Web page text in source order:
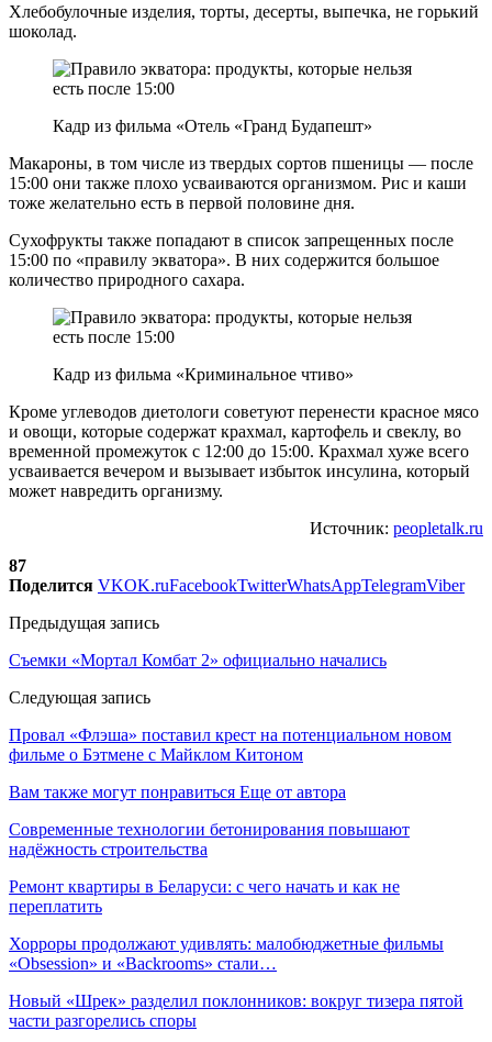
Хлебобулочные изделия, торты, десерты, выпечка, не горький
шоколад.
Кадр из фильма «Отель «Гранд Будапешт»
Макароны, в том числе из твердых сортов пшеницы — после
15:00 они также плохо усваиваются организмом. Рис и каши
тоже желательно есть в первой половине дня.
Сухофрукты также попадают в список запрещенных после
15:00 по «правилу экватора». В них содержится большое
количество природного сахара.
Кадр из фильма «Криминальное чтиво»
Кроме углеводов диетологи советуют перенести красное мясо
и овощи, которые содержат крахмал, картофель и свеклу, во
временной промежуток с 12:00 до 15:00. Крахмал хуже всего
усваивается вечером и вызывает избыток инсулина, который
может навредить организму.
Источник: peopletalk.ru
87
Поделится VKOK.ruFacebookTwitterWhatsAppTelegramViber
Предыдущая запись
Съемки «Мортал Комбат 2» официально начались
Следующая запись
Провал «Флэша» поставил крест на потенциальном новом
фильме о Бэтмене с Майклом Китоном
Вам также могут понравиться Еще от автора
Современные технологии бетонирования повышают
надёжность строительства
Ремонт квартиры в Беларуси: с чего начать и как не
переплатить
Хорроры продолжают удивлять: малобюджетные фильмы
«Obsession» и «Backrooms» стали…
Новый «Шрек» разделил поклонников: вокруг тизера пятой
части разгорелись споры